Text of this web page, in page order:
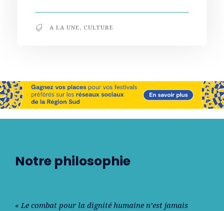
A LA UNE, CULTURE
Notre philosophie
« Le combat pour la dignité humaine n’est jamais